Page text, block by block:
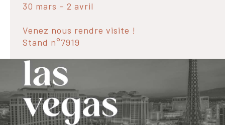
30 mars – 2 avril
Venez nous rendre visite !
Stand n°7919